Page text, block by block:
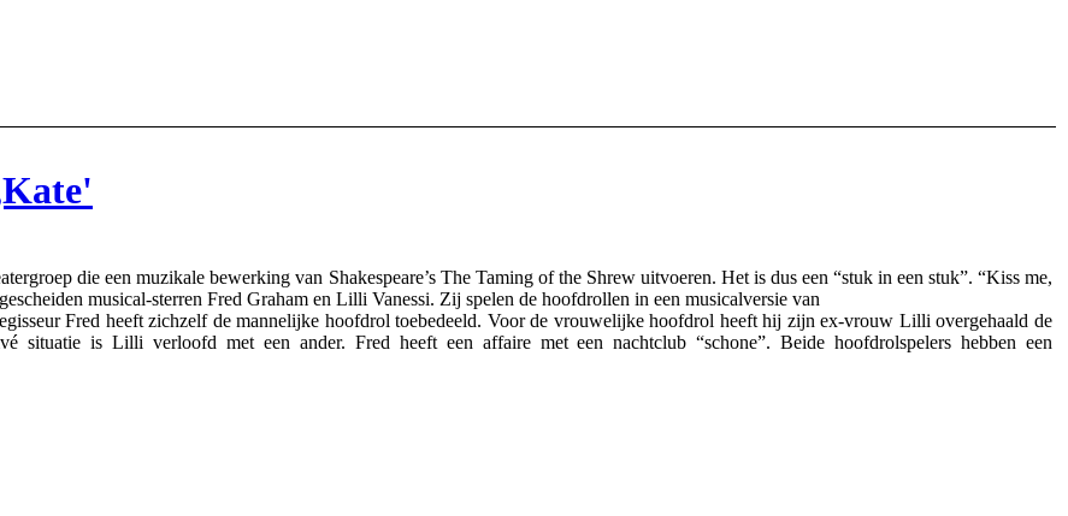
die een muzikale bewerking van Shakespeare’s The Taming of the Shrew uitvoeren. Het is dus een “stuk in een stuk”. “Kiss me,
musical-sterren Fred Graham en Lilli Vanessi. Zij spelen de hoofdrollen in een musicalversie van
Fred heeft zichzelf de mannelijke hoofdrol toebedeeld. Voor de vrouwelijke hoofdrol heeft hij zijn ex-vrouw Lilli overgehaald de
situatie is Lilli verloofd met een ander. Fred heeft een affaire met een nachtclub “schone”. Beide hoofdrolspelers hebben een